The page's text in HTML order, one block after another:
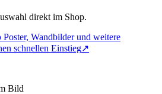
direkt im Shop.
Poster, Wandbilder und weitere
schnellen Einstieg↗
Bild